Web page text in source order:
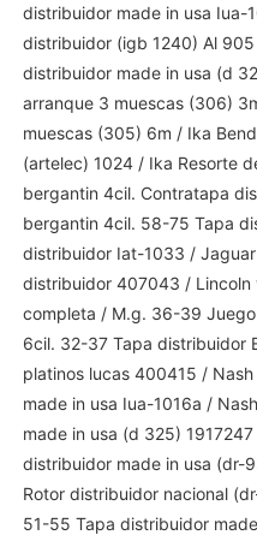
distribuidor made in usa Iua-
distribuidor (igb 1240) Al
distribuidor made in usa (d
arranque 3 muescas (306)
muescas (305) 6m / Ika
(artelec) 1024 / Ika Resorte
bergantin 4cil. Contratapa
bergantin 4cil. 58-75 Tapa
distribuidor Iat-1033 /
distribuidor 407043 / Lincoln
completa / M.g. 36-39
6cil. 32-37 Tapa distribuidor
platinos lucas 400415 /
made in usa Iua-1016a /
made in usa (d 325)
distribuidor made in usa (dr-
Rotor distribuidor nacional
51-55 Tapa distribuidor